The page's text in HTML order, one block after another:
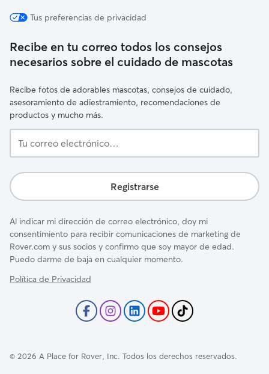
Tus preferencias de privacidad
Recibe en tu correo todos los consejos
necesarios sobre el cuidado de mascotas
Recibe fotos de adorables mascotas, consejos de cuidado,
asesoramiento de adiestramiento, recomendaciones de
productos y mucho más.
correo
Registrarse
Al indicar mi dirección de correo electrónico, doy mi
consentimiento para recibir comunicaciones de marketing de
Rover.com y sus socios y confirmo que soy mayor de edad.
Puedo darme de baja en cualquier momento.
Política de Privacidad
© 2026 A Place for Rover, Inc. Todos los derechos reservados.